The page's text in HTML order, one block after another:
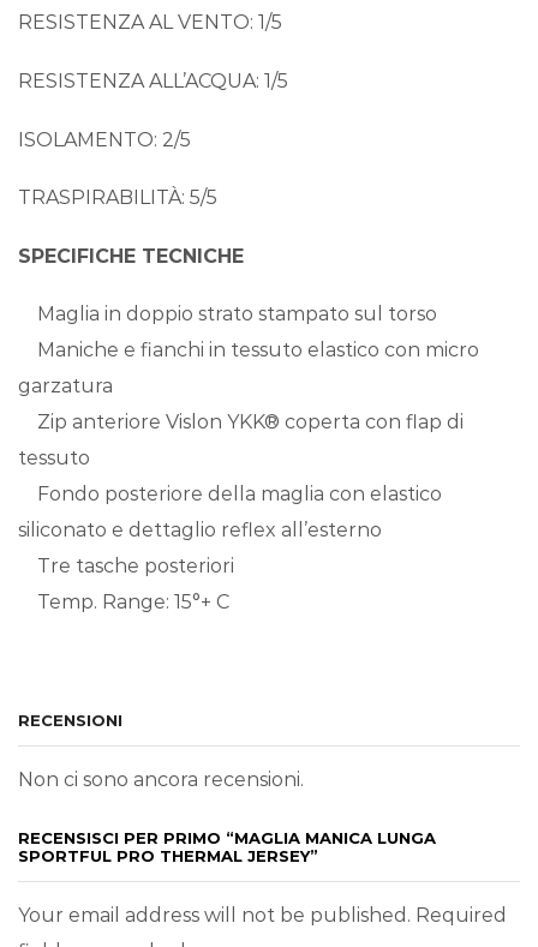
RESISTENZA AL VENTO: 1/5
RESISTENZA ALL’ACQUA: 1/5
ISOLAMENTO: 2/5
TRASPIRABILITÀ: 5/5
SPECIFICHE TECNICHE
Maglia in doppio strato stampato sul torso
Maniche e fianchi in tessuto elastico con micro
garzatura
Zip anteriore Vislon YKK® coperta con flap di
tessuto
Fondo posteriore della maglia con elastico
siliconato e dettaglio reflex all’esterno
Tre tasche posteriori
Temp. Range: 15°+ C
RECENSIONI
Non ci sono ancora recensioni.
RECENSISCI PER PRIMO “MAGLIA MANICA LUNGA
SPORTFUL PRO THERMAL JERSEY”
Your email address will not be published. Required